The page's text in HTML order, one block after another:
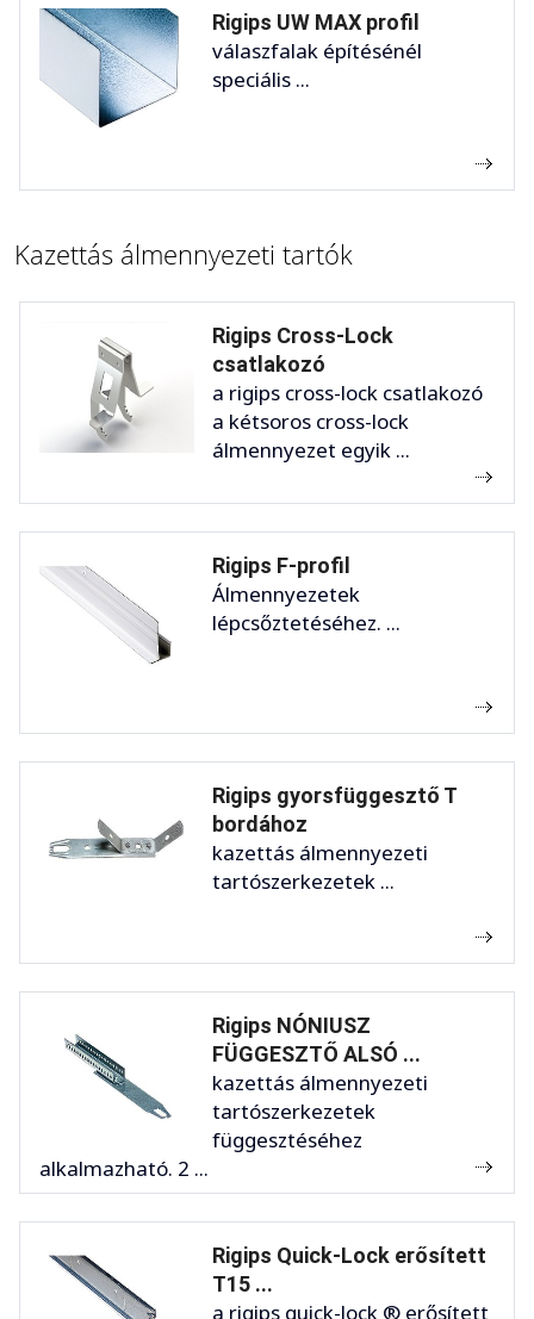
Rigips UW MAX profil
válaszfalak építésénél
speciális ...
Kazettás álmennyezeti tartók
Rigips Cross-Lock
csatlakozó
a rigips cross-lock csatlakozó
a kétsoros cross-lock
álmennyezet egyik ...
Rigips F-profil
Álmennyezetek
lépcsőztetéséhez. ...
Rigips gyorsfüggesztő T
bordához
kazettás álmennyezeti
tartószerkezetek ...
Rigips NÓNIUSZ
FÜGGESZTŐ ALSÓ ...
kazettás álmennyezeti
tartószerkezetek
függesztéséhez
alkalmazható. 2 ...
Rigips Quick-Lock erősített
T15 ...
a rigips quick-lock ® erősített